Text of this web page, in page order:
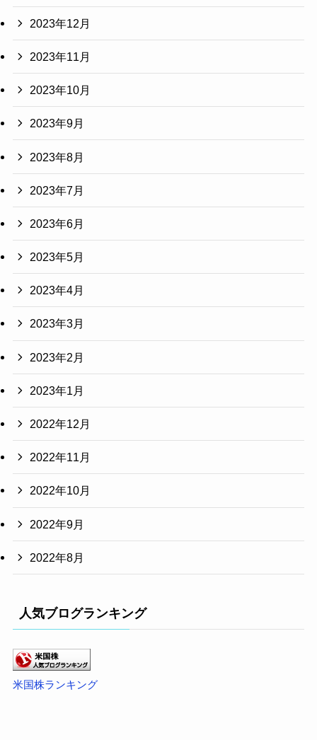
2023年12月
2023年11月
2023年10月
2023年9月
2023年8月
2023年7月
2023年6月
2023年5月
2023年4月
2023年3月
2023年2月
2023年1月
2022年12月
2022年11月
2022年10月
2022年9月
2022年8月
人気ブログランキング
米国株ランキング